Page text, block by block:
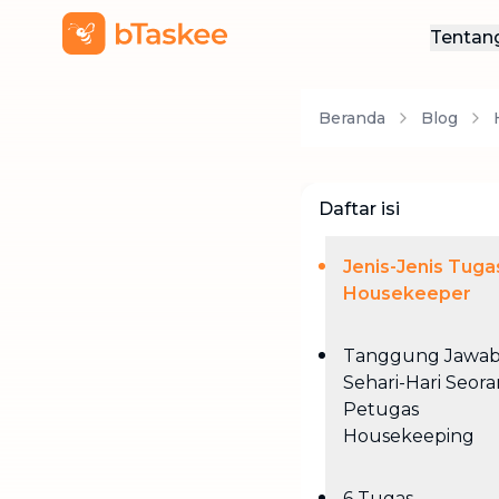
Beranda Blog
Daftar isi
Jenis-Jenis
Housekeeper
Tanggung Jawab
Sehari-Hari
Petugas
Housekeeping